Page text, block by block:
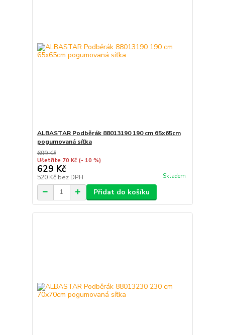
ALBASTAR Podběrák 88013190 190 cm 65x65cm
pogumovaná síťka
699 Kč
Ušetříte 70 Kč (- 10 %)
629 Kč
520 Kč bez DPH Skladem
Přidat do košíku